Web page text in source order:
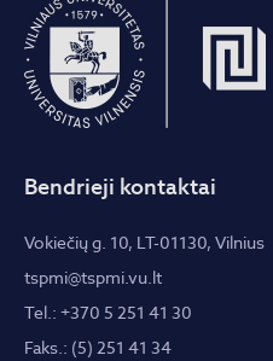
Bendrieji kontaktai
Vokiečių g. 10, LT-01130, Vilnius
tspmi@tspmi.vu.lt
Tel.: +370 5 251 41 30
Faks.: (5) 251 41 34